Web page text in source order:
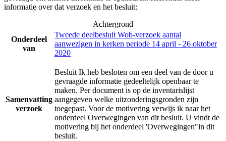
informatie over dat verzoek en het besluit:
Achtergrond
Onderdeel
van
Tweede deelbesluit Wob-verzoek aantal
aanwezigen in kerken periode 14 april - 26 oktober
2020
Samenvatting
verzoek
Besluit Ik heb besloten om een deel van de door u
gevraagde informatie gedeeltelijk openbaar te
maken. Per document is op de inventarislijst
aangegeven welke uitzonderingsgronden zijn
toegepast. Voor de motivering verwijs ik naar het
onderdeel Overwegingen van dit besluit. U vindt de
motivering bij het onderdeel 'Overwegingen"in dit
besluit.